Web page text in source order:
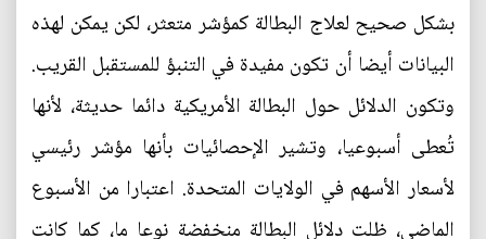
بشكل صحيح لعلاج البطالة كمؤشر متعثر، لكن يمكن لهذه
البيانات أيضا أن تكون مفيدة في التنبؤ للمستقبل القريب.
وتكون الدلائل حول البطالة الأمريكية دائما حديثة، لأنها
تُعطى أسبوعيا، وتشير الإحصائيات بأنها مؤشر رئيسي
لأسعار الأسهم في الولايات المتحدة. اعتبارا من الأسبوع
الماضي، ظلت دلائل البطالة منخفضة نوعا ما، كما كانت